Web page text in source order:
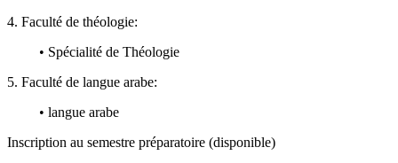
4. Faculté de théologie:
• Spécialité de Théologie
5. Faculté de langue arabe:
• langue arabe
Inscription au semestre préparatoire (disponible)